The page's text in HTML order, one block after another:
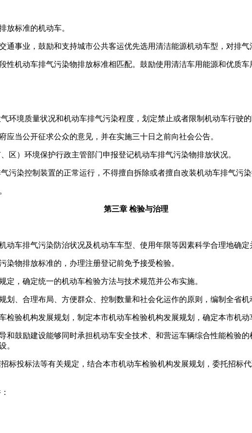
标准的机动车。
事业，鼓励和支持城市公共客运优先选用清洁能源机动车型，对排
机动车排气污染物排放标准相匹配。鼓励使用清洁车用能源和优质车
环境质量状况和机动车排气污染程度，划定禁止或者限制机动车行驶的
当公开征求公众的意见，并在实施三十日之前向社会公告。
区）环境保护行政主管部门申报登记机动车排气污染物排放状况。
污染控制装置的正常运行，不得擅自拆除或者擅自改装机动车排气污染
第三章 检验与治理
车排气污染防治状况及机动车车型、使用年限等因素科学合理地确定
物排放标准的，办理注册登记前免予接受检验。
，确定统一的机动车检验方法与技术规范并公布实施。
、合理布局、方便群众、控制数量和社会化运作的原则，编制全省机
机构发展规划，制定本市机动车检验机构发展规划，确定本市机动
鼓励建设能够同时承担机动车安全技术、和营运车辆综合性能检验
。
标投标法等有关规定，结合本市机动车检验机构发展规划，委托招标